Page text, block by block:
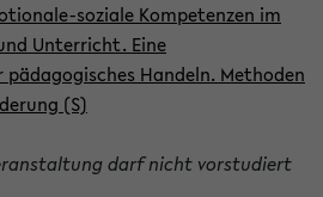
soziale Kompetenzen im
Unterricht. Eine
Handeln. Methoden
(S)
darf nicht vorstudiert